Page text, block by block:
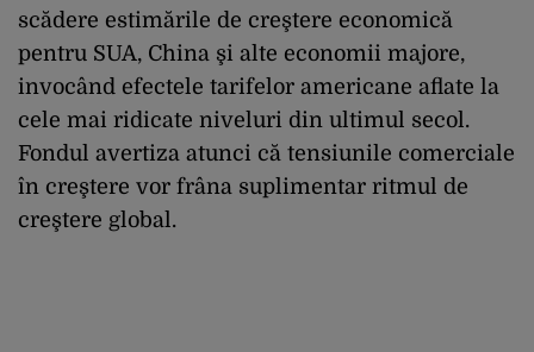
scădere estimările de creştere economică
pentru SUA, China şi alte economii majore,
invocând efectele tarifelor americane aflate la
cele mai ridicate niveluri din ultimul secol.
Fondul avertiza atunci că tensiunile comerciale
în creştere vor frâna suplimentar ritmul de
creştere global.